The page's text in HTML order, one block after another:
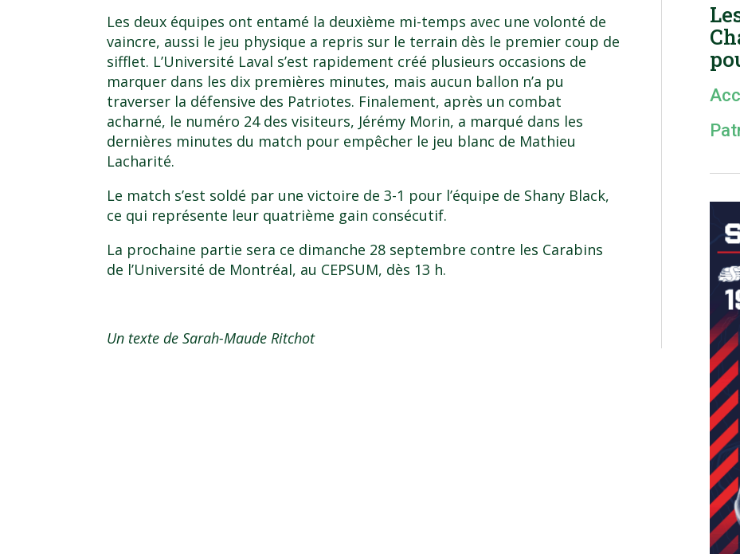
Les deux équipes ont entamé la deuxième mi-temps avec une volonté de
vaincre, aussi le jeu physique a repris sur le terrain dès le premier coup de
sifflet. L’Université Laval s’est rapidement créé plusieurs occasions de
marquer dans les dix premières minutes, mais aucun ballon n’a pu
traverser la défensive des Patriotes. Finalement, après un combat
acharné, le numéro 24 des visiteurs, Jérémy Morin, a marqué dans les
dernières minutes du match pour empêcher le jeu blanc de Mathieu
Lacharité.
Le match s’est soldé par une victoire de 3-1 pour l’équipe de Shany Black,
ce qui représente leur quatrième gain consécutif.
La prochaine partie sera ce dimanche 28 septembre contre les Carabins
de l’Université de Montréal, au CEPSUM, dès 13 h.
Un texte de Sarah-Maude Ritchot